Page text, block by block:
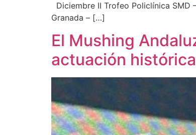
Diciembre II Trofeo Policlínica SMD
Granada – […]
El Mushing
actuación histórica